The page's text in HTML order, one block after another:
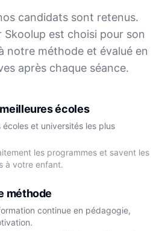
candidats sont retenus.
Skoolup est choisi pour son
notre méthode et évalué en
après chaque séance.
écoles
et universités les plus
les programmes et savent les
à votre enfant.
méthode
continue en pédagogie,